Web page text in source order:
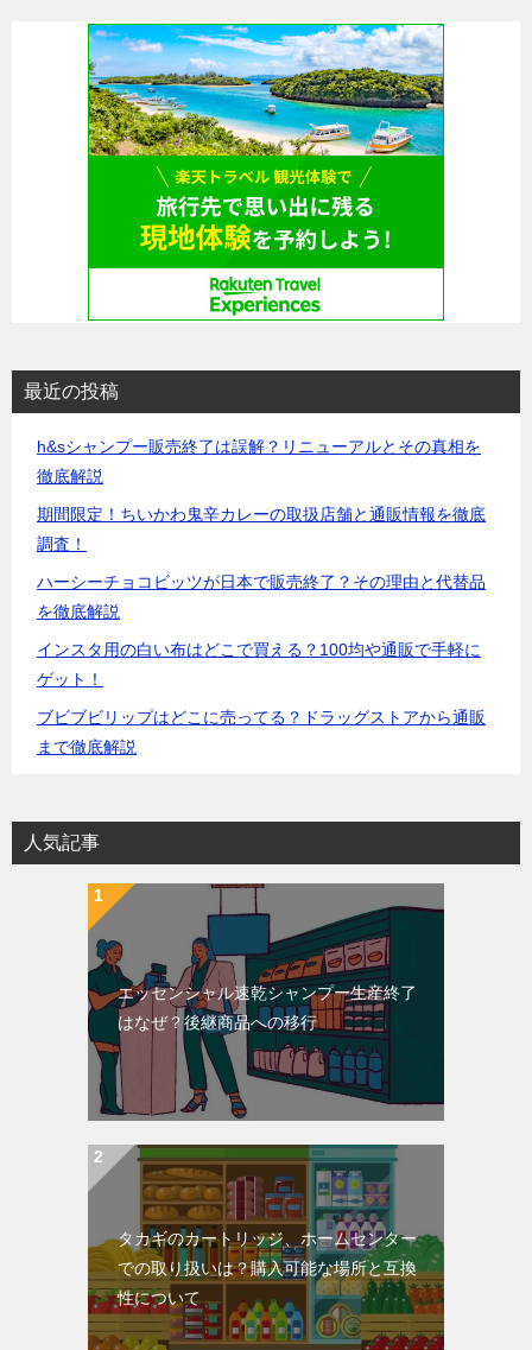
最近の投稿
h&sシャンプー販売終了は誤解？リニューアルとその真相を
徹底解説
期間限定！ちいかわ鬼辛カレーの取扱店舗と通販情報を徹底
調査！
ハーシーチョコビッツが日本で販売終了？その理由と代替品
を徹底解説
インスタ用の白い布はどこで買える？100均や通販で手軽に
ゲット！
ブビブビリップはどこに売ってる？ドラッグストアから通販
まで徹底解説
人気記事
エッセンシャル速乾シャンプー生産終了
はなぜ？後継商品への移行
タカギのカートリッジ、ホームセンター
での取り扱いは？購入可能な場所と互換
性について